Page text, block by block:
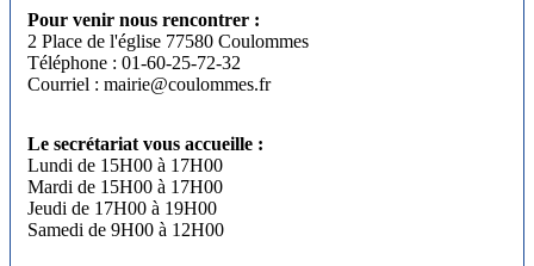
Pour venir nous rencontrer :
2 Place de l'église 77580 Coulommes
Téléphone : 01-60-25-72-32
Courriel : mairie@coulommes.fr
Le secrétariat vous accueille :
Lundi de 15H00 à 17H00
Mardi de 15H00 à 17H00
Jeudi de 17H00 à 19H00
Samedi de 9H00 à 12H00